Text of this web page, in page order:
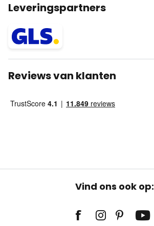
Leveringspartners
Reviews van klanten
Vind ons ook op: